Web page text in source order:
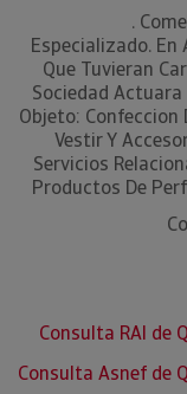
.
Especializado.
Que Tuvieran
Sociedad
Objeto: Confeccion
Vestir Y
Servicios
Productos De
Consulta RAI de
Consulta Asnef de